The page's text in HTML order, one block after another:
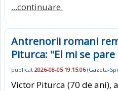
...continuare.
Antrenorii romani
Piturca: "El mi se
publicat 2026-08-05 19:15:06(Gazeta-
Victor Piturca (70 de ani),